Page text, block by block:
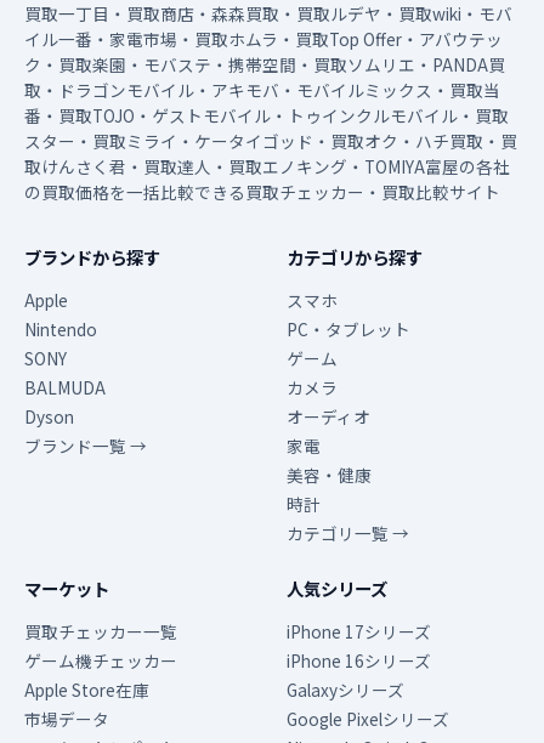
買取一丁目・買取商店・森森買取・買取ルデヤ・買取wiki・モバ
イル一番・家電市場・買取ホムラ・買取Top Offer・アバウテッ
ク・買取楽園・モバステ・携帯空間・買取ソムリエ・PANDA買
取・ドラゴンモバイル・アキモバ・モバイルミックス・買取当
番・買取TOJO・ゲストモバイル・トゥインクルモバイル・買取
スター・買取ミライ・ケータイゴッド・買取オク・ハチ買取・買
取けんさく君・買取達人・買取エノキング・TOMIYA富屋の各社
の買取価格を一括比較できる買取チェッカー・買取比較サイト
ブランドから探す
Apple
Nintendo
SONY
BALMUDA
Dyson
ブランド一覧 →
カテゴリから探す
スマホ
PC・タブレット
ゲーム
カメラ
オーディオ
家電
美容・健康
時計
カテゴリ一覧 →
マーケット
買取チェッカー一覧
ゲーム機チェッカー
Apple Store在庫
市場データ
人気シリーズ
iPhone 17シリーズ
iPhone 16シリーズ
Galaxyシリーズ
Google Pixelシリーズ